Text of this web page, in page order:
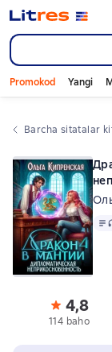
Promokod Yangi
Barcha sitatalar
4,8
114 baho